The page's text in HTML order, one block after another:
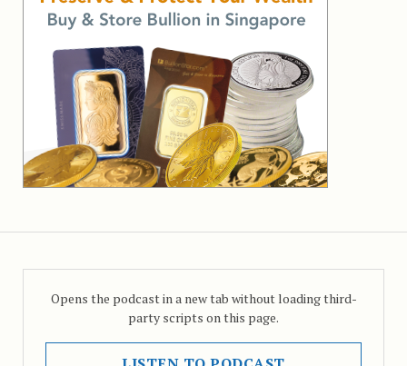
Opens the podcast in a new tab without loading third-
party scripts on this page.